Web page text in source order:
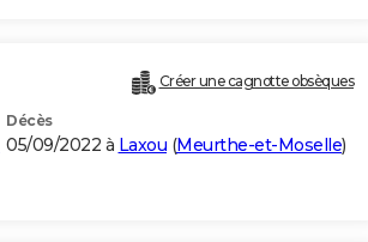
Créer une cagnotte obsèques
Décès
05/09/2022 à Laxou (Meurthe-et-Moselle)